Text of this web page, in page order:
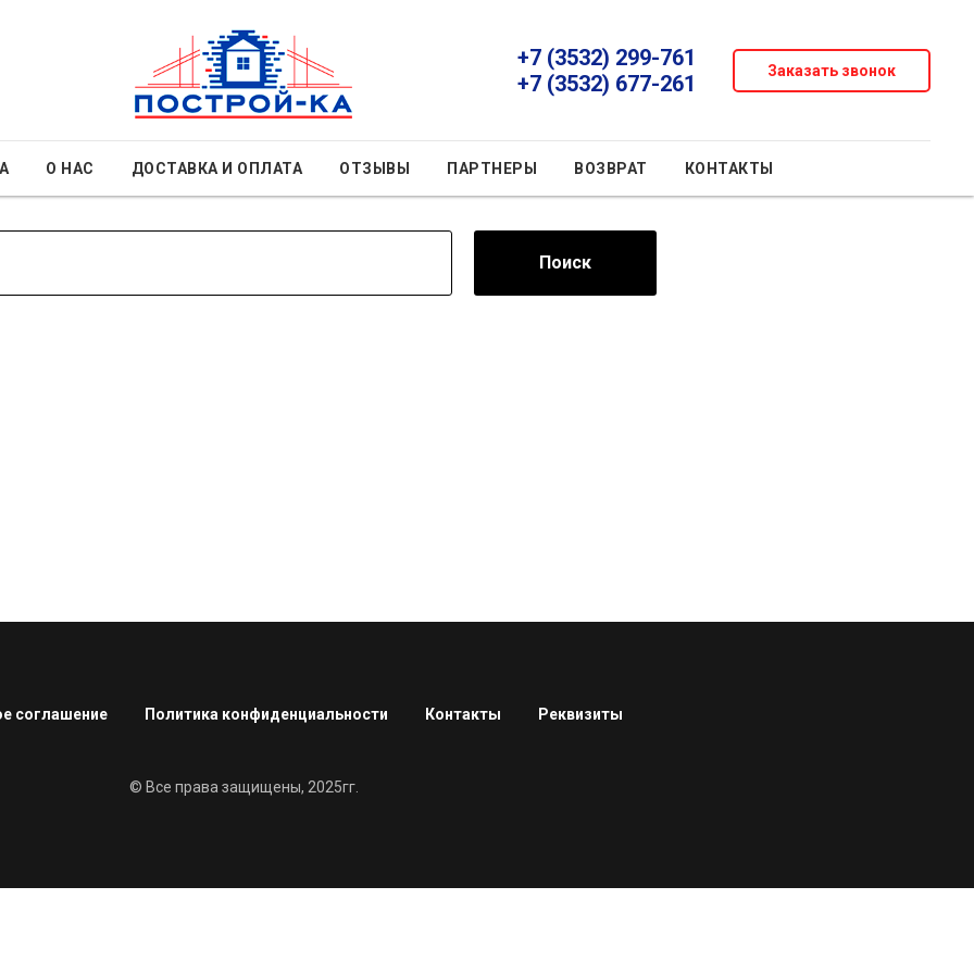
+7 (3532) 299-761
+7 (3532) 677-261
Заказать звонок
О НАС ДОСТАВКА И ОПЛАТА ОТЗЫВЫ ПАРТНЕРЫ ВОЗВРАТ КОНТАКТЫ
Поиск
соглашение Политика конфиденциальности Контакты Реквизиты
© Все права защищены, 2025гг.